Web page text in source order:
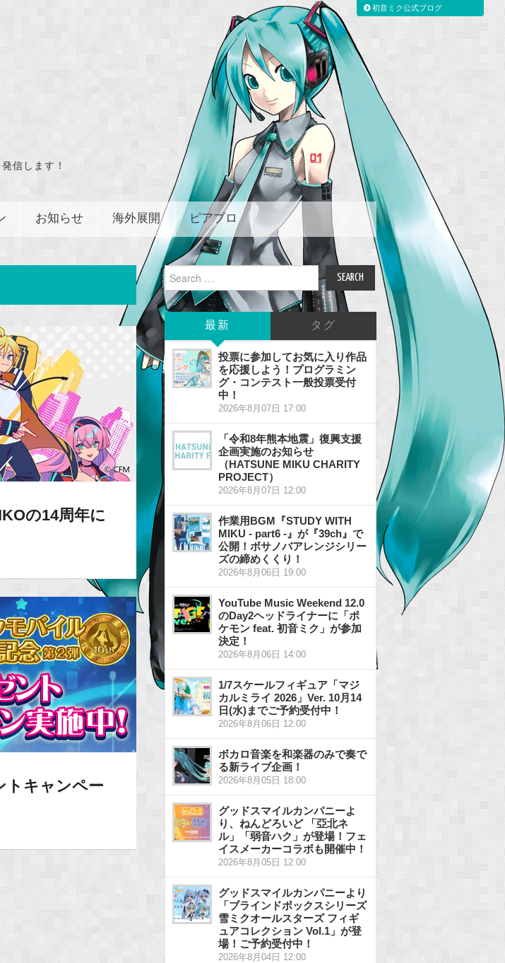
信します！
お知らせ 海外展開 ピアプロ
の14周年に
トキャンペー
Search
for:
最新 タグ
投票に参加してお気に入り作品
を応援しよう！プログラミン
グ・コンテスト一般投票受付
中！
2026年8月07日 17:00
「令和8年熊本地震」復興支援
企画実施のお知らせ
（HATSUNE MIKU CHARITY
PROJECT）
2026年8月07日 12:00
作業用BGM『STUDY WITH
MIKU - part6 -』が『39ch』で
公開！ボサノバアレンジシリー
ズの締めくくり！
2026年8月06日 19:00
YouTube Music Weekend 12.0
のDay2ヘッドライナーに「ポ
ケモン feat. 初音ミク」が参加
決定！
2026年8月06日 14:00
1/7スケールフィギュア「マジ
カルミライ 2026」Ver. 10月14
日(水)までご予約受付中！
2026年8月06日 12:00
ボカロ音楽を和楽器のみで奏で
る新ライブ企画！
2026年8月05日 18:00
グッドスマイルカンパニーよ
り、ねんどろいど 「亞北ネ
ル」「弱音ハク」が登場！フェ
イスメーカーコラボも開催中！
2026年8月05日 12:00
グッドスマイルカンパニーより
「ブラインドボックスシリーズ
雪ミクオールスターズ フィギ
ュアコレクション Vol.1」が登
場！ご予約受付中！
2026年8月04日 12:00
初音ミク公式ブログ